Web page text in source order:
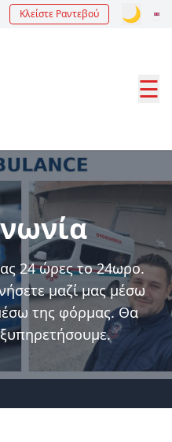
Κλείστε Ραντεβού 🌙
☰
24 ώρες το 24ωρο.
μαζί μας μέσω
της φόρμας. Θα